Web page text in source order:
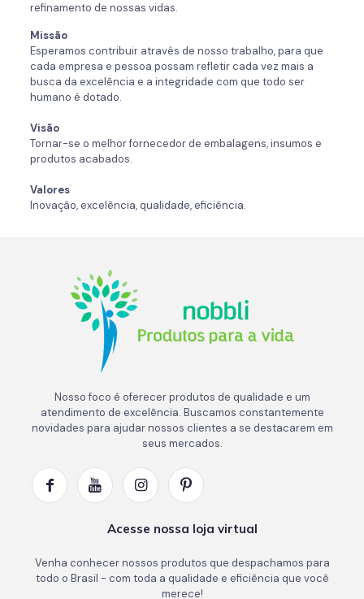
refinamento de nossas vidas.
Missão
Esperamos contribuir através de nosso trabalho, para que
cada empresa e pessoa possam refletir cada vez mais a
busca da excelência e a integridade com que todo ser
humano é dotado.
Visão
Tornar-se o melhor fornecedor de embalagens, insumos e
produtos acabados.
Valores
Inovação, excelência, qualidade, eficiência.
Nosso foco é oferecer produtos de qualidade e um
atendimento de excelência. Buscamos constantemente
novidades para ajudar nossos clientes a se destacarem em
seus mercados.
Acesse nossa loja virtual
Venha conhecer nossos produtos que despachamos para
todo o Brasil - com toda a qualidade e eficiência que você
merece!